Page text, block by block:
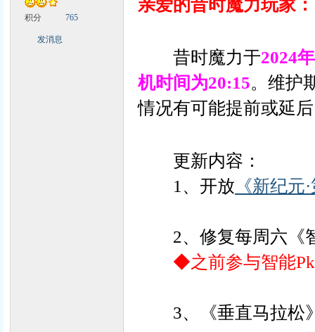
积分 765
发消息
亲爱的昔时魔力玩家：
昔时魔力于2024
机时间为20:15。维护
情况有可能提前或延
更新内容：
1、开放 《新纪元·
2、修复每周六《
◆之前参与智能
3、《垂直马拉松